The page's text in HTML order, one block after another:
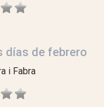
días de febrero
i Fabra